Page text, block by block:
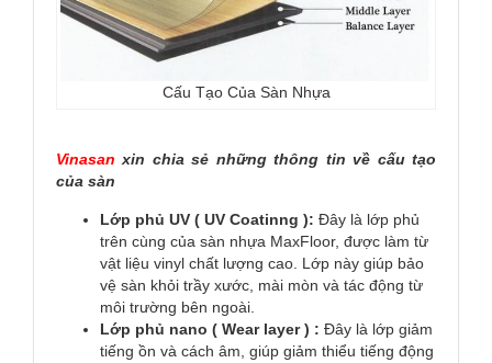
Cấu Tạo Của Sàn Nhựa
Vinasan xin chia sẻ những thông tin về cấu tạo
của sàn
Lớp phủ UV ( UV Coatinng ): Đây là lớp phủ
trên cùng của sàn nhựa MaxFloor, được làm từ
vật liệu vinyl chất lượng cao. Lớp này giúp bảo
vệ sàn khỏi trầy xước, mài mòn và tác động từ
môi trường bên ngoài.
Lớp phủ nano ( Wear layer ) : Đây là lớp giảm
tiếng ồn và cách âm, giúp giảm thiểu tiếng động